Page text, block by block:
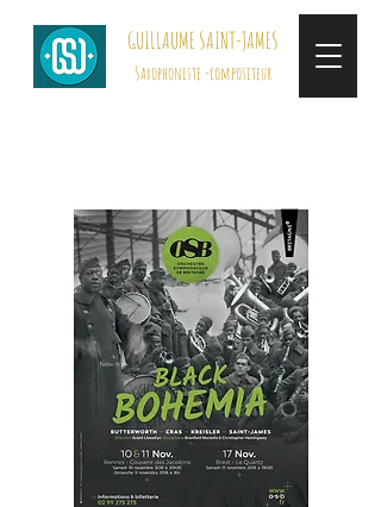
GUILLAUME SAINT-JAMES
Saxophoniste -compositeur